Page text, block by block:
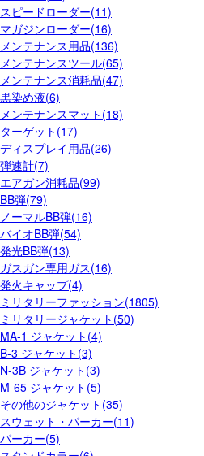
スピードローダー(11)
マガジンローダー(16)
メンテナンス用品(136)
メンテナンスツール(65)
メンテナンス消耗品(47)
黒染め液(6)
メンテナンスマット(18)
ターゲット(17)
ディスプレイ用品(26)
弾速計(7)
エアガン消耗品(99)
BB弾(79)
ノーマルBB弾(16)
バイオBB弾(54)
発光BB弾(13)
ガスガン専用ガス(16)
発火キャップ(4)
ミリタリーファッション(1805)
ミリタリージャケット(50)
MA-1 ジャケット(4)
B-3 ジャケット(3)
N-3B ジャケット(3)
M-65 ジャケット(5)
その他のジャケット(35)
スウェット・パーカー(11)
パーカー(5)